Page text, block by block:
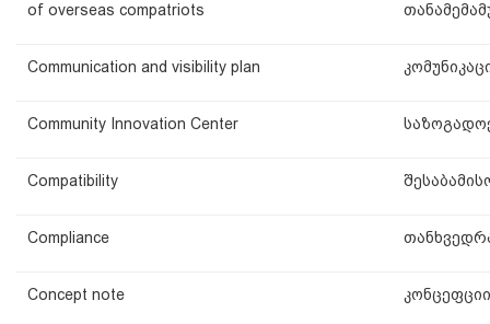
of overseas compatriots
Communication and visibility plan
Community Innovation Center
Compatibility
Compliance
Concept note